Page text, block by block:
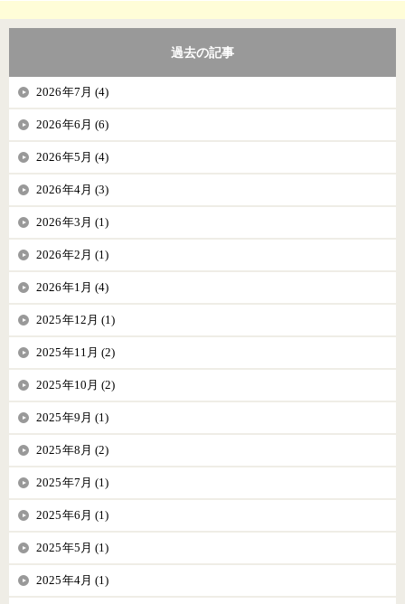
過去の記事
2026年7月 (4)
2026年6月 (6)
2026年5月 (4)
2026年4月 (3)
2026年3月 (1)
2026年2月 (1)
2026年1月 (4)
2025年12月 (1)
2025年11月 (2)
2025年10月 (2)
2025年9月 (1)
2025年8月 (2)
2025年7月 (1)
2025年6月 (1)
2025年5月 (1)
2025年4月 (1)